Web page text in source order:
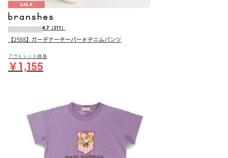
SALE
4.7 （311）
【25SS】ガーデナーテーパードデニムパンツ
アウトレット価格
￥1,155